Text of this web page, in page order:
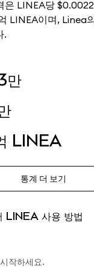
은 LINEA당
LINEA이며, Linea
.
만
LINEA
통계 더 보기
사용 방법
작하세요.